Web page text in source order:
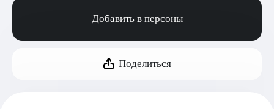
Добавить в персоны
Поделиться